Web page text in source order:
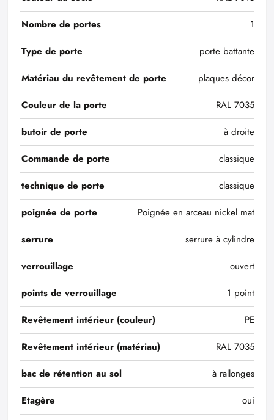
Nombre de portes
1
Type de porte
porte battante
Matériau du revêtement de porte
plaques décor
Couleur de la porte
RAL 7035
butoir de porte
à droite
Commande de porte
classique
technique de porte
classique
poignée de porte
Poignée en arceau nickel mat
serrure
serrure à cylindre
verrouillage
ouvert
points de verrouillage
1 point
Revêtement intérieur (couleur)
PE
Revêtement intérieur (matériau)
RAL 7035
bac de rétention au sol
à rallonges
Etagère
oui